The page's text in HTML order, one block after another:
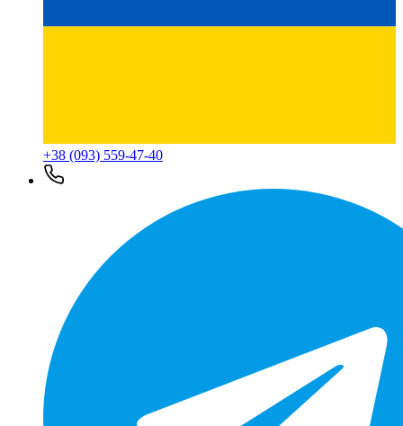
+38 (093) 559-47-40